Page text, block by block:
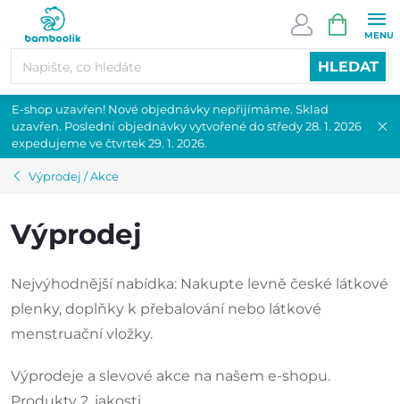
obsah
HLEDAT
KOŠÍK
E-shop uzavřen! Nové objednávky nepřijímáme. Sklad
uzavřen. Poslední objednávky vytvořené do středy 28. 1. 2026
expedujeme ve čtvrtek 29. 1. 2026.
Výprodej / Akce
Výprodej
Nejvýhodnější nabídka: Nakupte levně české látkové
plenky, doplňky k přebalování nebo látkové
menstruační vložky.
Výprodeje a slevové akce na našem e-shopu.
Produkty 2. jakosti.